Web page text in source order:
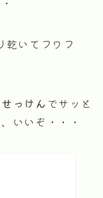
乾いてフワフ
っけん でサッと
いいぞ・・・